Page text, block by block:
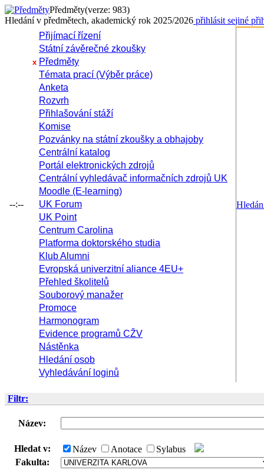
Předměty(verze: 983)
Hledání v předmětech, akademický rok 2025/2026 přihlásit sejiné
--:--
Přijímací řízení
Státní závěrečné zkoušky
x Předměty
Témata prací (Výběr práce)
Anketa
Rozvrh
Přihlašování stáží
Komise
Pozvánky na státní zkoušky a obhajoby
Centrální katalog
Portál elektronických zdrojů
Centrální vyhledávač informačních zdrojů UK
Moodle (E-learning)
UK Forum
UK Point
Centrum Carolina
Platforma doktorského studia
Klub Alumni
Evropská univerzitní aliance 4EU+
Přehled školitelů
Souborový manažer
Promoce
Harmonogram
Evidence programů CŽV
Nástěnka
Hledání osob
Vyhledávání loginů
Filtr:
Název:
Hledat v: Název Anotace
Sylabus
Fakulta: